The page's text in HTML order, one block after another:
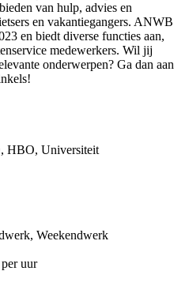
van hulp, advies en
en vakantiegangers. ANWB
en biedt diverse functies aan,
medewerkers. Wil jij
onderwerpen? Ga dan aan
HBO, Universiteit
Weekendwerk
uur